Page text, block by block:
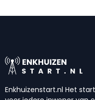
Enkhuizenstart.nl Het